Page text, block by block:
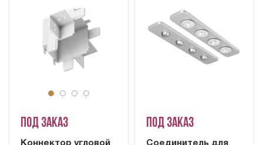
Под заказ
Коннектор угловой
Под заказ
Соединитель для